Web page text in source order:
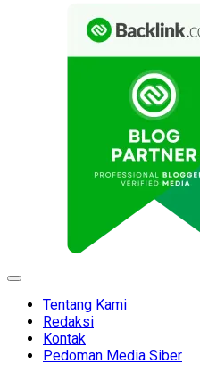
Expand
Tentang Kami
Redaksi
Kontak
Pedoman Media Siber